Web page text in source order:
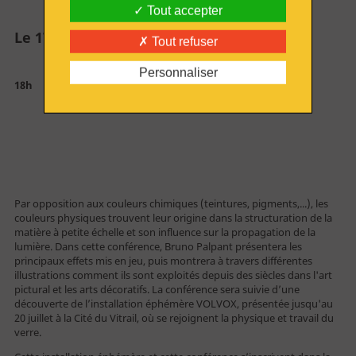
Acheter en ligne
Vous êtes
Individuel
Famille
Le 17 juillet 2025
18h
Par opposition aux couleurs chimiques (teintures, pigments,...), les
couleurs physiques trouvent leur origine dans la structuration de la
matière à petite échelle et son influence sur la propagation de la
lumière. Dans cette conférence, Bruno Palpant présentera les
principaux effets mis en jeu, puis montrera à travers différentes
illustrations comment ils sont exploités depuis des siècles dans l'art
pictural et les arts décoratifs. La conférence sera suivie d’une
découverte de l’installation éphémère VOLVOX, présentée jusqu'au
20 juillet à la Cité du Vitrail, où se rejoignent la physique et travail du
verre.
Tout accepter
Tout refuser
Personnaliser